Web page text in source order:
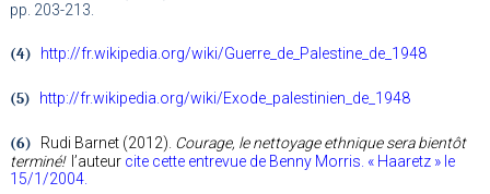
pp. 203-213.
(4) http://fr.wikipedia.org/wiki/Guerre_de_Palestine_de_1948
(5) http://fr.wikipedia.org/wiki/Exode_palestinien_de_1948
(6) Rudi Barnet (2012). Courage, le nettoyage ethnique sera bientôt
terminé!l’auteur cite cette entrevue de Benny Morris. « Haaretz » le
15/1/2004.